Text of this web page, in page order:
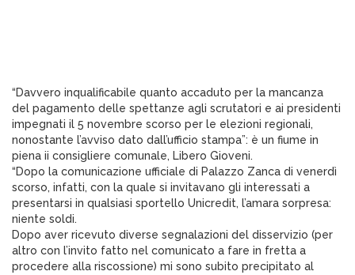
“Davvero inqualificabile quanto accaduto per la mancanza
del pagamento delle spettanze agli scrutatori e ai presidenti
impegnati il 5 novembre scorso per le elezioni regionali,
nonostante l’avviso dato dall’ufficio stampa”: è un fiume in
piena ii consigliere comunale, Libero Gioveni.
“Dopo la comunicazione ufficiale di Palazzo Zanca di venerdì
scorso, infatti, con la quale si invitavano gli interessati a
presentarsi in qualsiasi sportello Unicredit, l’amara sorpresa:
niente soldi.
Dopo aver ricevuto diverse segnalazioni del disservizio (per
altro con l’invito fatto nel comunicato a fare in fretta a
procedere alla riscossione) mi sono subito precipitato al